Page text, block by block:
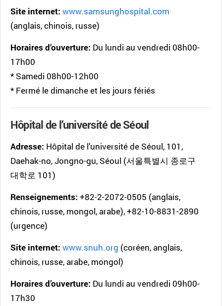
Site internet: www.samsunghospital.com
(anglais, chinois, russe)
Horaires d’ouverture: Du lundi au vendredi 08h00-
17h00
* Samedi 08h00-12h00
* Fermé le dimanche et les jours fériés
Hôpital de l’université de Séoul
Adresse: Hôpital de l’université de Séoul, 101,
Daehak-no, Jongno-gu, Séoul (서울특별시 종로구
대학로 101)
Renseignements: +82-2-2072-0505 (anglais,
chinois, russe, mongol, arabe), +82-10-8831-2890
(urgence)
Site internet: www.snuh.org (coréen, anglais,
chinois, russe, arabe, mongol)
Horaires d’ouverture: Du lundi au vendredi 09h00-
17h30